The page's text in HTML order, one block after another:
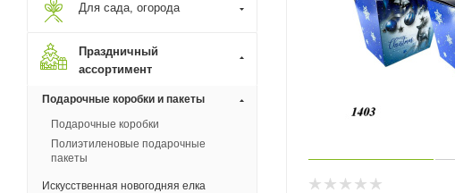
Для сада, огорода
Праздничный
ассортимент
Подарочные коробки и пакеты
Подарочные коробки
Полиэтиленовые подарочные
пакеты
Искусственная новогодняя елка